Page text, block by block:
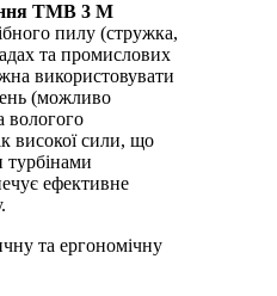
TMB 3 M
пилу (стружка,
та промислових
використовувати
(можливо
вологого
високої сили, що
турбінами
ефективне
та ергономічну